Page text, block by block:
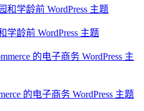
学龄前 WordPress 主题
的电子商务 WordPress 主题